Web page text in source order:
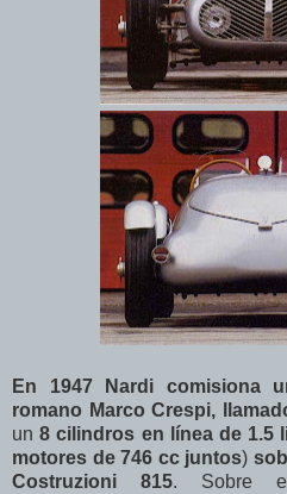
En 1947 Nardi comisiona
romano Marco Crespi,
un 8 cilindros en línea de 1.5
motores de 746 cc juntos)
Costruzioni 815. Sobre